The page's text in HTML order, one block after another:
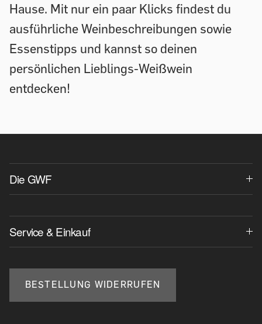
Hause. Mit nur ein paar Klicks findest du
ausführliche Weinbeschreibungen sowie
Essenstipps und kannst so deinen
persönlichen Lieblings-Weißwein
entdecken!
Die GWF
Service & Einkauf
BESTELLUNG WIDERRUFEN